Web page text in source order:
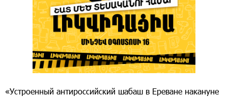
«Устроенный антироссийский шабаш в Ереване накануне